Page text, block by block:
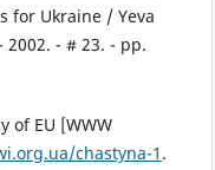
for Ukraine / Yeva
- # 23. - pp.
of EU [WWW
chastyna-1 .